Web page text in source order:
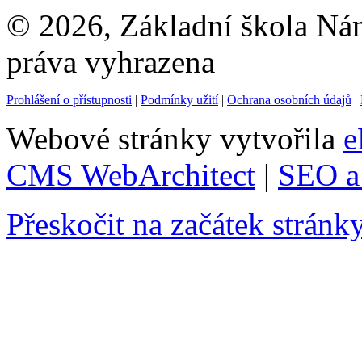
© 2026, Základní škola
práva vyhrazena
Prohlášení o přístupnosti | Podmínky užití| Ochrana osobních údajů |
Webové stránky vytvořila
CMS WebArchitect | SEO
Přeskočit na začátek